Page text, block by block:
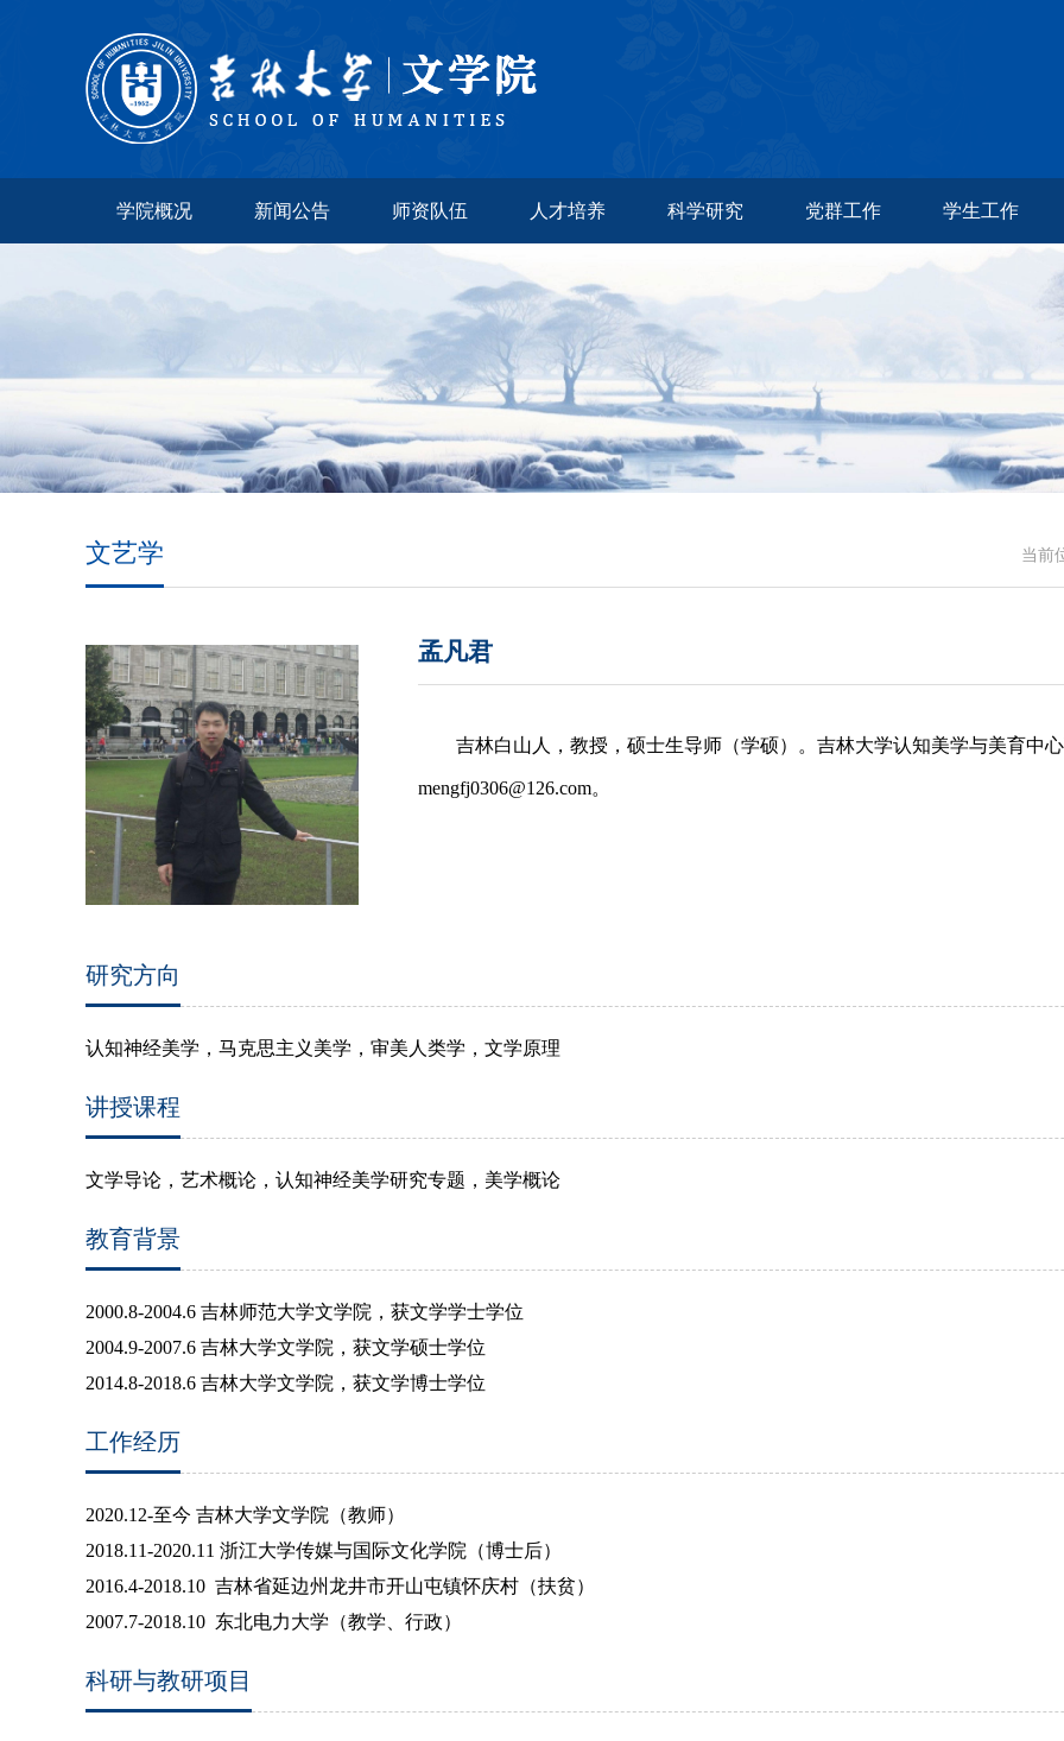
学院概况 新闻公告 师资队伍 人才培养 科学研究 党群工作 学生工作
当前
文艺学
孟凡君
吉林白山人，教授，硕士生导师（学硕）。吉林大学认知美学与美育中
mengfj0306@126.com。
研究方向
认知神经美学，马克思主义美学，审美人类学，文学原理
讲授课程
文学导论，艺术概论，认知神经美学研究专题，美学概论
教育背景
2000.8-2004.6 吉林师范大学文学院，获文学学士学位
2004.9-2007.6 吉林大学文学院，获文学硕士学位
2014.8-2018.6 吉林大学文学院，获文学博士学位
工作经历
2020.12-至今 吉林大学文学院（教师）
2018.11-2020.11 浙江大学传媒与国际文化学院（博士后）
2016.4-2018.10 吉林省延边州龙井市开山屯镇怀庆村（扶贫）
2007.7-2018.10 东北电力大学（教学、行政）
科研与教研项目